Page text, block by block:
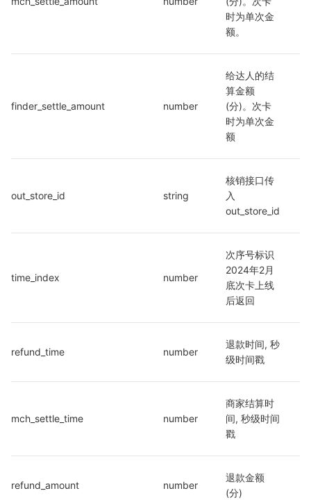
时为单次金
额。
finder_settle_amount number
给达人的结
算金额
(分)。次卡
时为单次金
额
out_store_id string
核销接口传
入
out_store_id
time_index number
次序号标识
2024年2月
底次卡上线
后返回
refund_time number
退款时间, 秒
级时间戳
mch_settle_time number
商家结算时
间, 秒级时间
戳
refund_amount number
退款金额
(分)